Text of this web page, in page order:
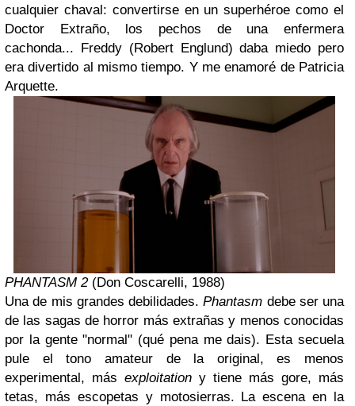
cualquier chaval: convertirse en un superhéroe como el
Doctor Extraño, los pechos de una enfermera
cachonda... Freddy (Robert Englund) daba miedo pero
era divertido al mismo tiempo. Y me enamoré de Patricia
Arquette.
PHANTASM 2(Don Coscarelli, 1988)
Una de mis grandes debilidades.Phantasm debe ser una
de las sagas de horror más extrañas y menos conocidas
por la gente "normal" (qué pena me dais). Esta secuela
pule el tono amateur de la original, es menos
experimental, más exploitation y tiene más gore, más
tetas, más escopetas y motosierras. La escena en la